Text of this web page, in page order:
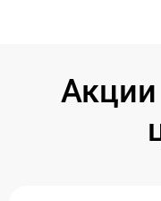
Акции